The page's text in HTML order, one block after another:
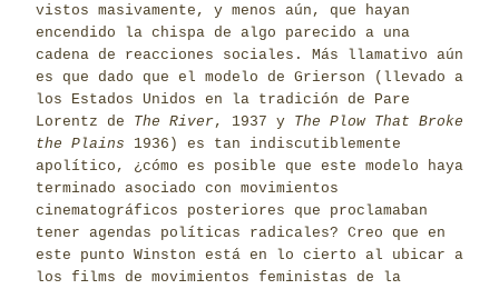
vistos masivamente, y menos aún, que hayan
encendido la chispa de algo parecido a una
cadena de reacciones sociales. Más llamativo aún
es que dado que el modelo de Grierson (llevado a
los Estados Unidos en la tradición de Pare
Lorentz de The River, 1937 y The Plow That Broke
the Plains 1936) es tan indiscutiblemente
apolítico, ¿cómo es posible que este modelo haya
terminado asociado con movimientos
cinematográficos posteriores que proclamaban
tener agendas políticas radicales? Creo que en
este punto Winston está en lo cierto al ubicar a
los films de movimientos feministas de la